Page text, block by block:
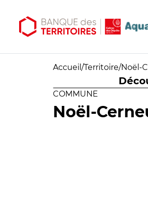
Accueil /Territoire/Noël-
COMMUNE
Noël-